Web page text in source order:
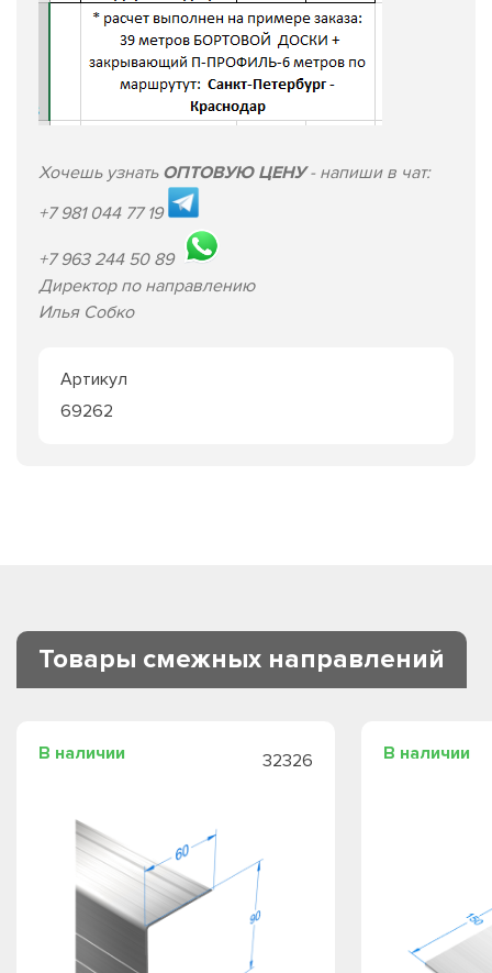
Хочешь узнать ОПТОВУЮ ЦЕНУ- напиши в чат:
+7 981 044 77 19
+7 963 244 50 89
Директор по направлению
Илья Собко
Артикул
69262
Товары смежных направлений
В наличии 32326 В наличии